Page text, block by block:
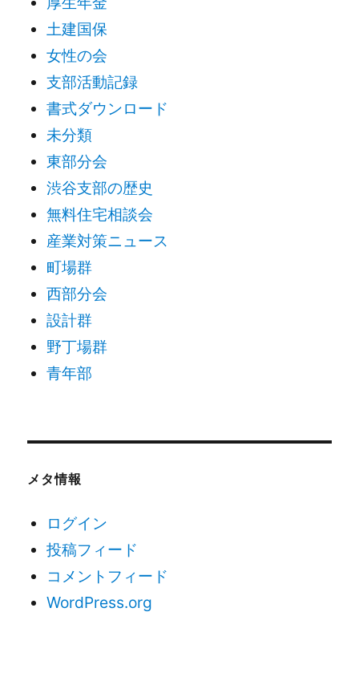
土建国保
女性の会
支部活動記録
書式ダウンロード
未分類
東部分会
渋谷支部の歴史
無料住宅相談会
産業対策ニュース
町場群
西部分会
設計群
野丁場群
青年部
メタ情報
ログイン
投稿フィード
コメントフィード
WordPress.org